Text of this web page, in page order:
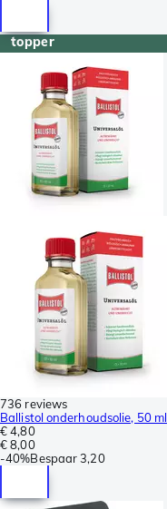
topper
736 reviews
Ballistol onderhoudsolie, 50 ml
€ 4,80
€ 8,00
-40%Bespaar 3,20